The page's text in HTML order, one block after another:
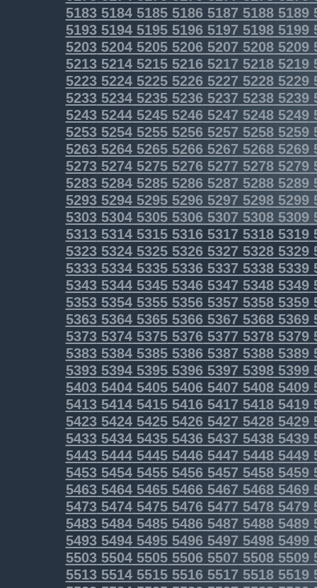
5183518451855186518751885189
51935194519551965197 51985199
52035204520552065207 52085209
5213521452155216521752185219
52235224522552265227 52285229
52335234523552365237 52385239
52435244524552465247 52485249
52535254525552565257 52585259
52635264526552665267 52685269
52735274527552765277 52785279
52835284528552865287 52885289
52935294529552965297 52985299
53035304530553065307 53085309
5313531453155316531753185319
5323532453255326532753285329
5333533453355336533753385339
5343534453455346534753485349
5353535453555356535753585359
5363536453655366536753685369
5373537453755376537753785379
5383538453855386538753885389
5393539453955396539753985399
5403540454055406540754085409
5413541454155416541754185419
5423542454255426542754285429
5433543454355436543754385439
5443544454455446544754485449
5453545454555456545754585459
5463546454655466546754685469
54735474547554765477 54785479
54835484548554865487 54885489
54935494549554965497 54985499
55035504550555065507 55085509
55135514551555165517 55185519